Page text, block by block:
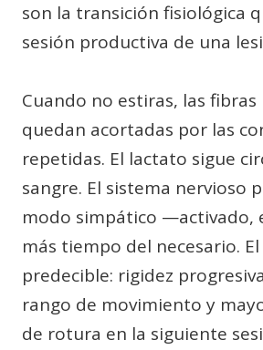
son la transición fisiológica
sesión productiva de una
Cuando no estiras, las fibras
quedan acortadas por las
repetidas. El lactato sigue
sangre. El sistema nervioso
modo simpático
más tiempo del necesario.
predecible: rigidez
rango de movimiento y
de rotura en la siguiente